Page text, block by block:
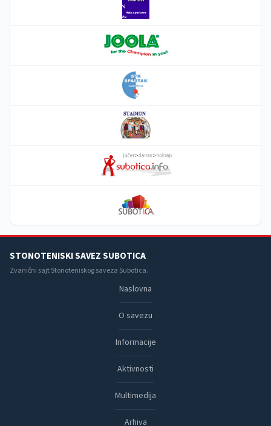
STONOTENISKI SAVEZ SUBOTICA
Zvanični sajt Stonoteniskog saveza Subotica.
Naslovna
O savezu
Informacije
Aktivnosti
Multimedija
Arhiva